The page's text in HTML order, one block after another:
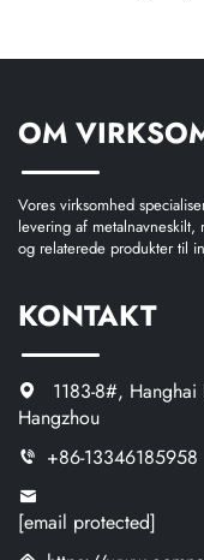
OM
Vores virksomhed
levering af
og relaterede produkter til
KONTAKT
1183-8#,
Hangzhou
+86-13346185958
[email protected]